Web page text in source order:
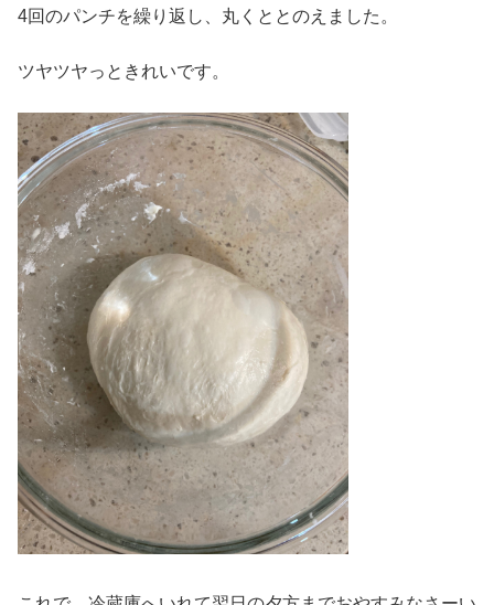
4回のパンチを繰り返し、丸くととのえました。
ツヤツヤっときれいです。